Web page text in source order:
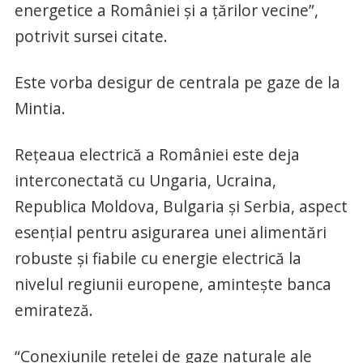
energetice a României și a țărilor vecine”,
potrivit sursei citate.
Este vorba desigur de centrala pe gaze de la
Mintia.
Rețeaua electrică a României este deja
interconectată cu Ungaria, Ucraina,
Republica Moldova, Bulgaria și Serbia, aspect
esențial pentru asigurarea unei alimentări
robuste și fiabile cu energie electrică la
nivelul regiunii europene, amintește banca
emirateză.
“Conexiunile rețelei de gaze naturale ale